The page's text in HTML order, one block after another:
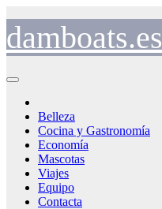
contenido
damboats.es
Belleza
Cocina y Gastronomía
Economía
Mascotas
Viajes
Equipo
Contacta